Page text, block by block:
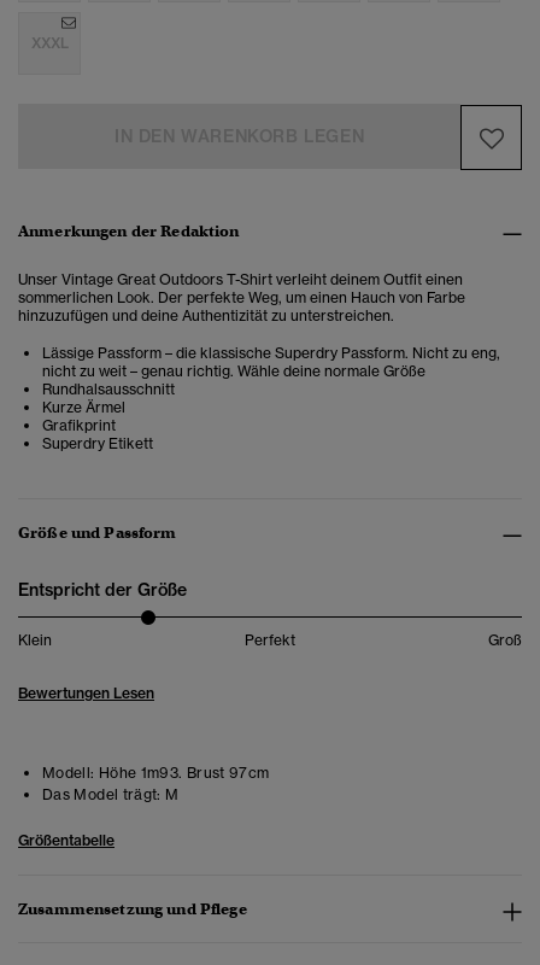
XXXL
Anmerkungen der Redaktion
Unser Vintage Great Outdoors T-Shirt verleiht deinem Outfit einen
sommerlichen Look. Der perfekte Weg, um einen Hauch von Farbe
hinzuzufügen und deine Authentizität zu unterstreichen.
Lässige Passform – die klassische Superdry Passform. Nicht zu eng,
nicht zu weit – genau richtig. Wähle deine normale Größe
Rundhalsausschnitt
Kurze Ärmel
Grafikprint
Superdry Etikett
Größe und Passform
Entspricht der Größe
Klein Perfekt Groß
Bewertungen Lesen
Modell: Höhe 1m93. Brust 97cm
Das Model trägt: M
Größentabelle
Zusammensetzung und Pflege